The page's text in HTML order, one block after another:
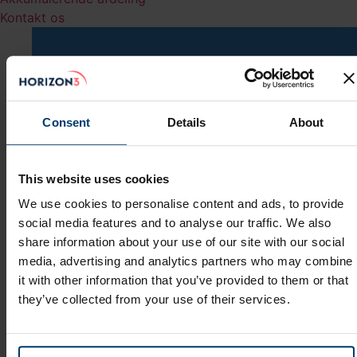
Consent Details About
This website uses cookies
We use cookies to personalise content and ads, to provide
social media features and to analyse our traffic. We also
share information about your use of our site with our social
media, advertising and analytics partners who may combine
it with other information that you’ve provided to them or that
they’ve collected from your use of their services.
Kontakt os